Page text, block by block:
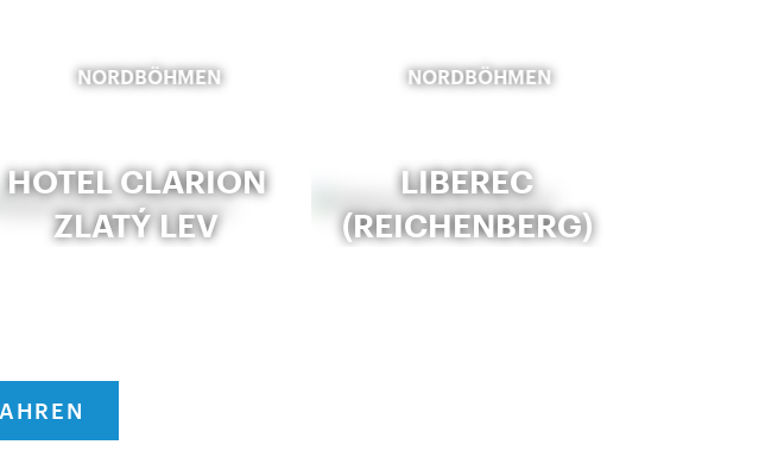
NORDBÖHMEN
HOTEL CLARION
ZLATÝ LEV
NORDBÖHMEN
LIBEREC
(REICHENBERG)